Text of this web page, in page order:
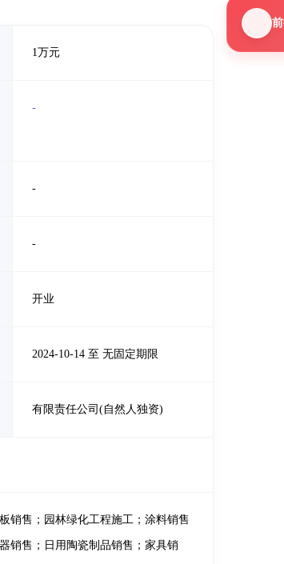
1万元
-
-
-
开业
2024-10-14 至 无固定期限
有限责任公司(自然人独资)
销售；园林绿化工程施工；涂料销售
销售；日用陶瓷制品销售；家具销